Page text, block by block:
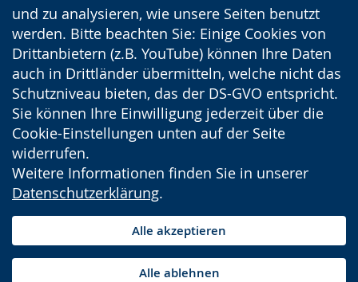
und zu analysieren, wie unsere Seiten benutzt
werden. Bitte beachten Sie: Einige Cookies von
Drittanbietern (z.B. YouTube) können Ihre Daten
auch in Drittländer übermitteln, welche nicht das
Schutzniveau bieten, das der DS-GVO entspricht.
Sie können Ihre Einwilligung jederzeit über die
Cookie-Einstellungen unten auf der Seite
widerrufen.
Weitere Informationen finden Sie in unserer
Datenschutzerklärung.
Alle akzeptieren
Alle ablehnen